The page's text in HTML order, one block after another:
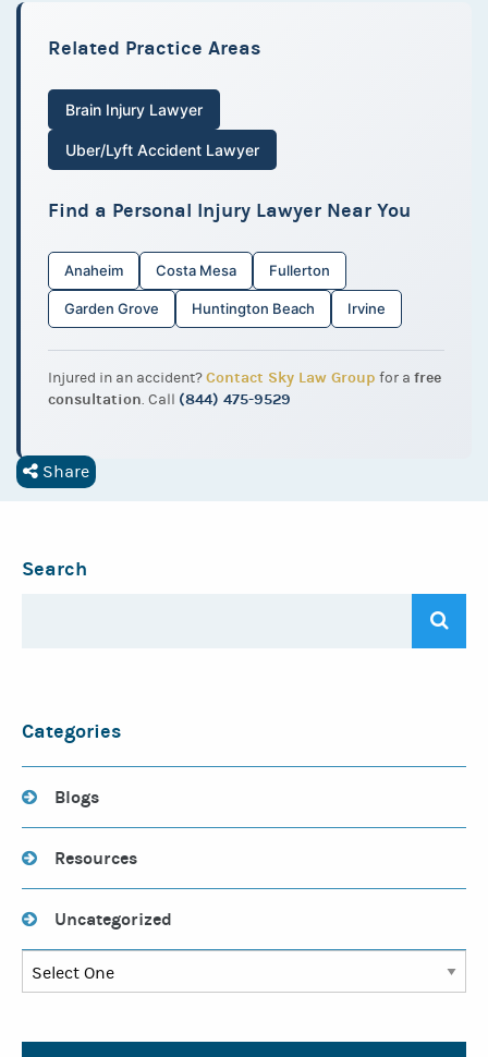
Related Practice Areas
Brain Injury Lawyer
Uber/Lyft Accident Lawyer
Find a Personal Injury Lawyer Near You
Anaheim Costa Mesa Fullerton
Garden Grove Huntington Beach Irvine
Injured in an accident?Contact Sky Law Group for a free
consultation. Call (844) 475-9529
Share
Search
Categories
Blogs
Resources
Uncategorized